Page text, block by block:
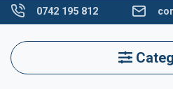
0742 195 812